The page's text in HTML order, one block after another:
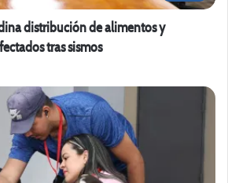
distribución de alimentos y
tras sismos